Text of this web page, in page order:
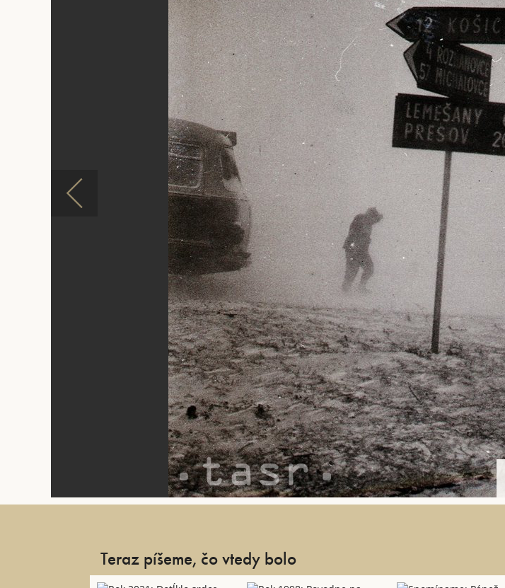
Teraz píšeme, čo vtedy bolo